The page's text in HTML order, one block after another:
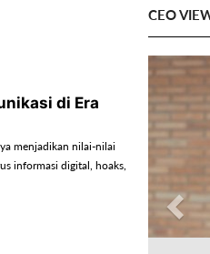
di Era
menjadikan nilai-nilai
informasi digital, hoaks,
CEO